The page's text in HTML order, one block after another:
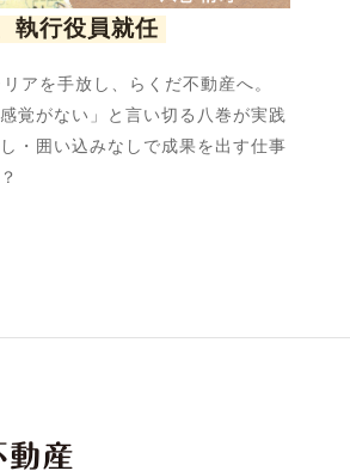
執行役員就任
アを手放し、らくだ不動産へ。
覚がない」と言い切る八巻が実践
・囲い込みなしで成果を出す仕事